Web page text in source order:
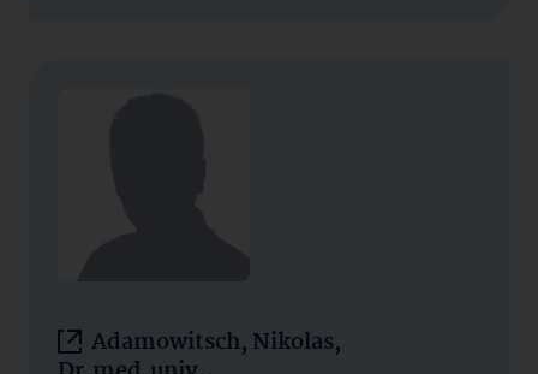
Adamowitsch, Nikolas,